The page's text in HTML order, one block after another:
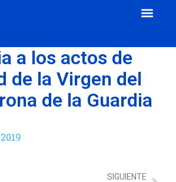
a los actos de
de la Virgen del
de la Guardia
SIGUIENTE